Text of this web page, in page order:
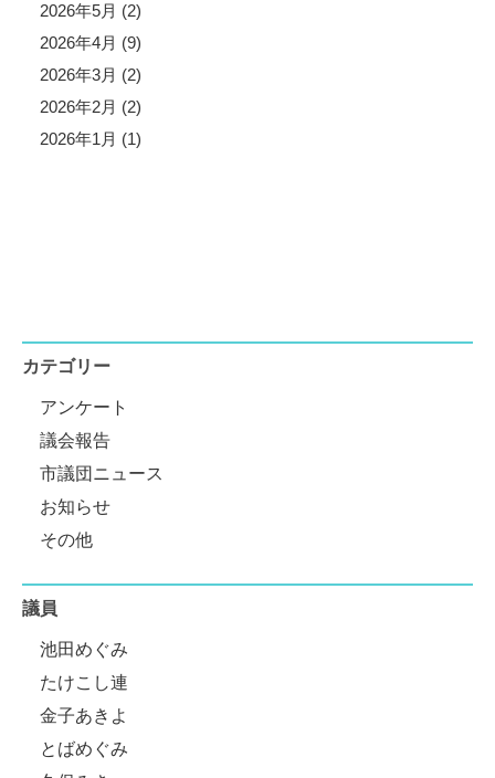
2026年5月 (2)
2026年4月 (9)
2026年3月 (2)
2026年2月 (2)
2026年1月 (1)
カテゴリー
アンケート
議会報告
市議団ニュース
お知らせ
その他
議員
池田めぐみ
たけこし連
金子あきよ
とばめぐみ